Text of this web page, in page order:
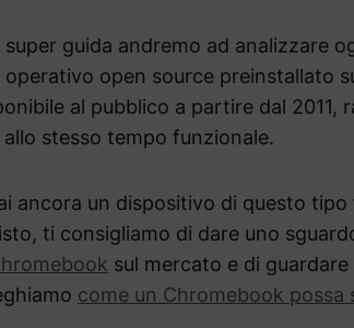
super guida andremo ad analizzare
operativo open source preinstallato
al pubblico a partire dal 2011,
allo stesso tempo funzionale.
ancora un dispositivo di questo
ti consigliamo di dare uno
sul mercato e di
come un Chromebook possa